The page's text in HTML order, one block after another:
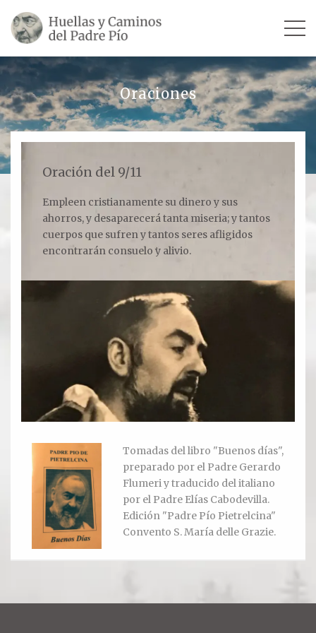
SU VIDA
Escultores
Revista «La Voz del Padre Pío»
Contar mi testimonio
Compartir un lugar
EL MILAGRO
El Milagro
Relación con Flia. Damiani
Galería y testimonios
Reliquias
Oraciones
Oración del 9/11
Empleen cristianamente su dinero y sus
ahorros, y desaparecerá tanta miseria; y tantos
cuerpos que sufren y tantos seres afligidos
encontrarán consuelo y alivio.
Tomadas del libro "Buenos días",
preparado por el Padre Gerardo
Flumeri y traducido del italiano
por el Padre Elías Cabodevilla.
Edición "Padre Pío Pietrelcina"
Convento S. María delle Grazie.